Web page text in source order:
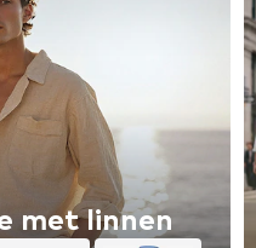
met linnen